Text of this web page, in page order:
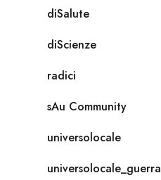
diSalute
diScienze
radici
sAu Community
universolocale
universolocale_guerra